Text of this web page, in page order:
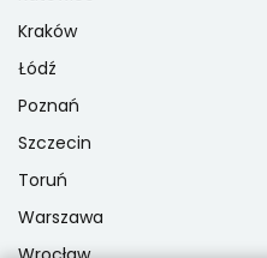
Kraków
Łódź
Poznań
Szczecin
Toruń
Warszawa